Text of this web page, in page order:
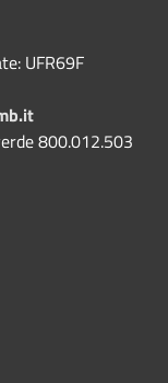
UFR69F
800.012.503